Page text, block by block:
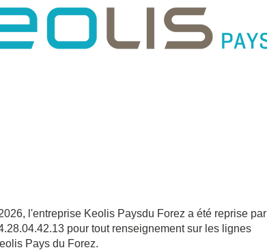
l'entreprise Keolis Paysdu Forez a été reprise par
pour tout renseignement sur les lignes
Pays du Forez.